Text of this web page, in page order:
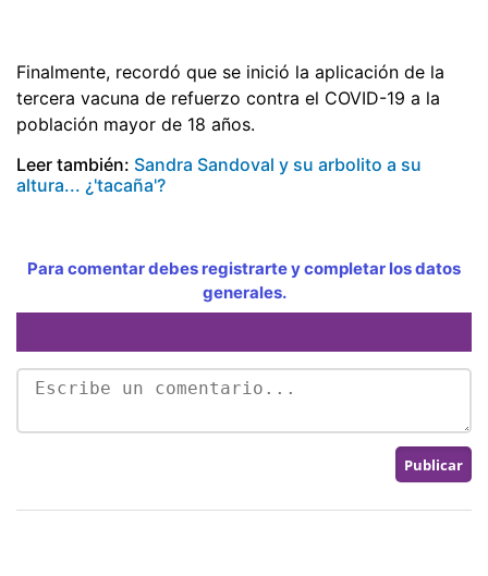
Finalmente, recordó que se inició la aplicación de la
tercera vacuna de refuerzo contra el COVID-19 a la
población mayor de 18 años.
Leer también: Sandra Sandoval y su arbolito a su
altura... ¿'tacaña'?
Para comentar debes registrarte y completar los datos
generales.